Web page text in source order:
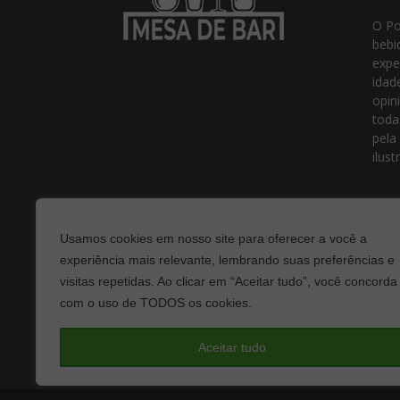
Usamos cookies em nosso site para oferecer a você a
experiência mais relevante, lembrando suas preferências e
visitas repetidas. Ao clicar em “Aceitar tudo”, você concorda
com o uso de TODOS os cookies.
Aceitar tudo
O